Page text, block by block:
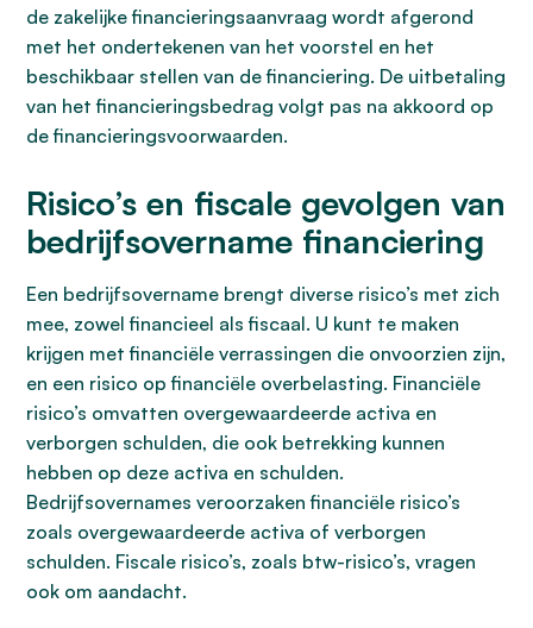
de zakelijke financieringsaanvraag wordt afgerond
met het ondertekenen van het voorstel en het
beschikbaar stellen van de financiering. De uitbetaling
van het financieringsbedrag volgt pas na akkoord op
de financieringsvoorwaarden.
Risico’s en fiscale gevolgen van
bedrijfsovername financiering
Een bedrijfsovername brengt diverse risico’s met zich
mee, zowel financieel als fiscaal. U kunt te maken
krijgen met financiële verrassingen die onvoorzien zijn,
en een risico op financiële overbelasting. Financiële
risico’s omvatten overgewaardeerde activa en
verborgen schulden, die ook betrekking kunnen
hebben op deze activa en schulden.
Bedrijfsovernames veroorzaken financiële risico’s
zoals overgewaardeerde activa of verborgen
schulden. Fiscale risico’s, zoals btw-risico’s, vragen
ook om aandacht.